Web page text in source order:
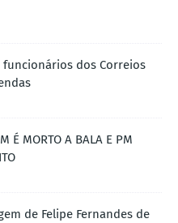
funcionários dos Correios
É MORTO A BALA E PM
de Felipe Fernandes de